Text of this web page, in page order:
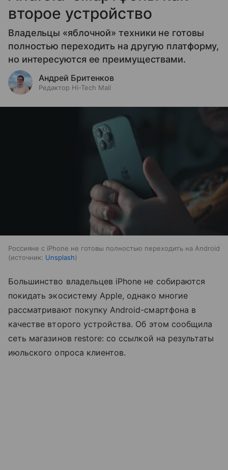
второе устройство
Владельцы «яблочной» техники не готовы
полностью переходить на другую платформу,
но интересуются ее преимуществами.
Андрей Бритенков
Редактор Hi-Tech Mail
Россияне с iPhone не готовы полностью переходить на Android
источник: Unsplash
Большинство владельцев iPhone не собираются
покидать экосистему Apple, однако многие
рассматривают покупку Android-смартфона в
качестве второго устройства. Об этом сообщила
сеть магазинов restore: со ссылкой на результаты
июльского опроса клиентов.